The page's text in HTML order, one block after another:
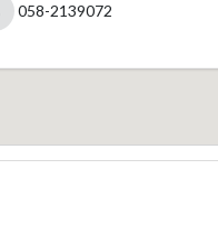
058-2139072